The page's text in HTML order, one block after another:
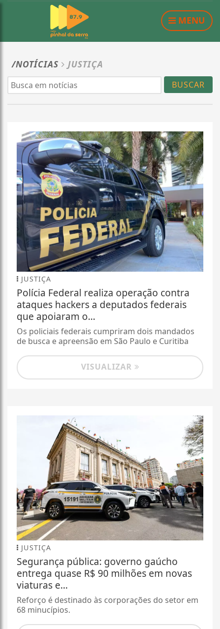
MENU
/NOTÍCIAS JUSTIÇA
BUSCAR
JUSTIÇA
Polícia Federal realiza operação contra
ataques hackers a deputados federais
que apoiaram o...
Os policiais federais cumpriram dois mandados
de busca e apreensão em São Paulo e Curitiba
VISUALIZAR
JUSTIÇA
Segurança pública: governo gaúcho
entrega quase R$ 90 milhões em novas
viaturas e...
Reforço é destinado às corporações do setor em
68 minucípios.